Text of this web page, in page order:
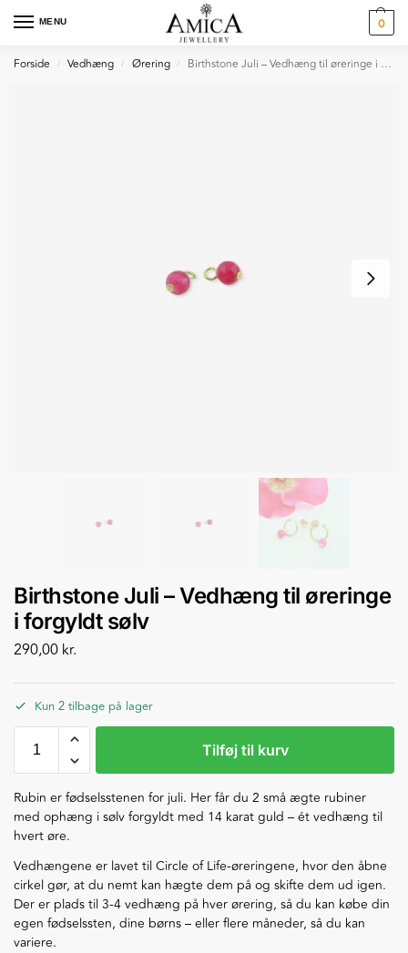
MENU 0
Forside / Vedhæng / Ørering / Birthstone Juli – Vedhæng til øreringe i forgyldt sølv
Birthstone Juli – Vedhæng til øreringe
i forgyldt sølv
290,00 kr.
Kun 2 tilbage på lager
Tilføj til kurv
Rubin er fødselsstenen for juli. Her får du 2 små ægte rubiner
med ophæng i sølv forgyldt med 14 karat guld – ét vedhæng til
hvert øre.
Vedhængene er lavet til Circle of Life-øreringene, hvor den åbne
cirkel gør, at du nemt kan hægte dem på og skifte dem ud igen.
Der er plads til 3-4 vedhæng på hver ørering, så du kan købe din
egen fødselssten, dine børns – eller flere måneder, så du kan
variere.